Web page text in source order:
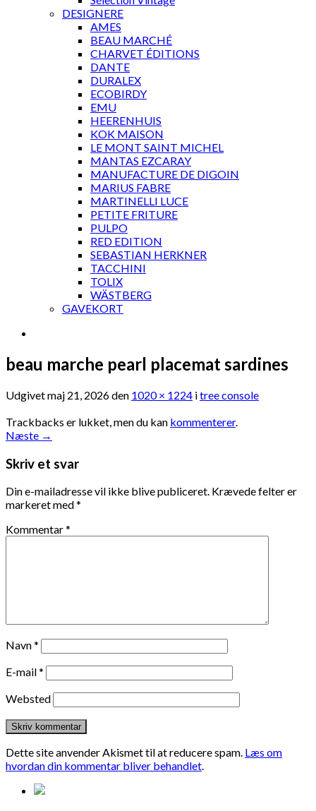
DESIGNERE
AMES
BEAU MARCHÉ
CHARVET ÉDITIONS
DANTE
DURALEX
ECOBIRDY
EMU
HEERENHUIS
KOK MAISON
LE MONT SAINT MICHEL
MANTAS EZCARAY
MANUFACTURE DE DIGOIN
MARIUS FABRE
MARTINELLI LUCE
PETITE FRITURE
PULPO
RED EDITION
SEBASTIAN HERKNER
TACCHINI
TOLIX
WÄSTBERG
GAVEKORT
beau marche pearl placemat sardines
Udgivetmaj 21, 2026den 1020 × 1224 itree console
Trackbacks er lukket, men du kan kommenterer.
Næste →
Skriv et svar
Din e-mailadresse vil ikke blive publiceret. Krævede felter er
markeret med*
Kommentar*
Navn*
E-mail*
Websted
Dette site anvender Akismet til at reducere spam. Læs om
hvordan din kommentar bliver behandlet.